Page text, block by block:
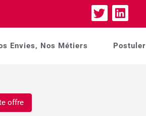
Envies, Nos Métiers Postuler
offre